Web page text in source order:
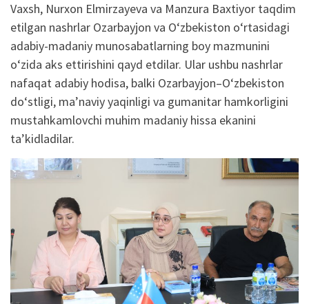
Vaxsh, Nurxon Elmirzayeva va Manzura Baxtiyor taqdim
etilgan nashrlar Ozarbayjon va O‘zbekiston o‘rtasidagi
adabiy-madaniy munosabatlarning boy mazmunini
o‘zida aks ettirishini qayd etdilar. Ular ushbu nashrlar
nafaqat adabiy hodisa, balki Ozarbayjon–O‘zbekiston
do‘stligi, ma’naviyyaqinligi va gumanitar hamkorligini
mustahkamlovchi muhim madaniy hissa ekanini
ta’kidladilar.